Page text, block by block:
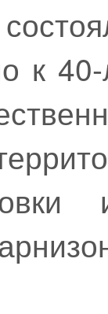
к